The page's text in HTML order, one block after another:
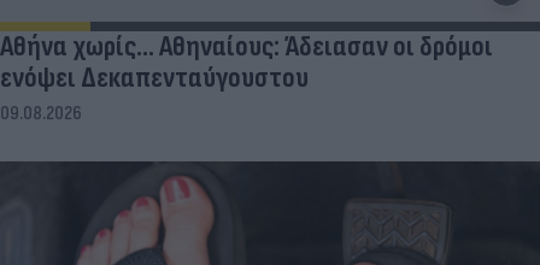
Αθήνα χωρίς… Αθηναίους: Άδειασαν οι δρόμοι
ενόψει Δεκαπενταύγουστου
09.08.2026